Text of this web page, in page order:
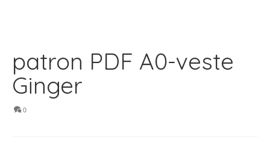
patron PDF A0-veste
Ginger
0